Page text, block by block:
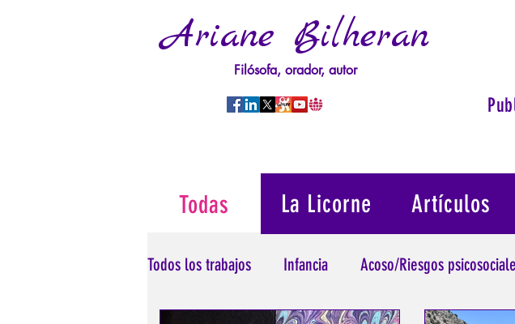
Ariane Bilheran
Filósofa, orador, autor
Todos los trabajos Infancia Acoso/Riesgos
La Licorne Artículos
Todas